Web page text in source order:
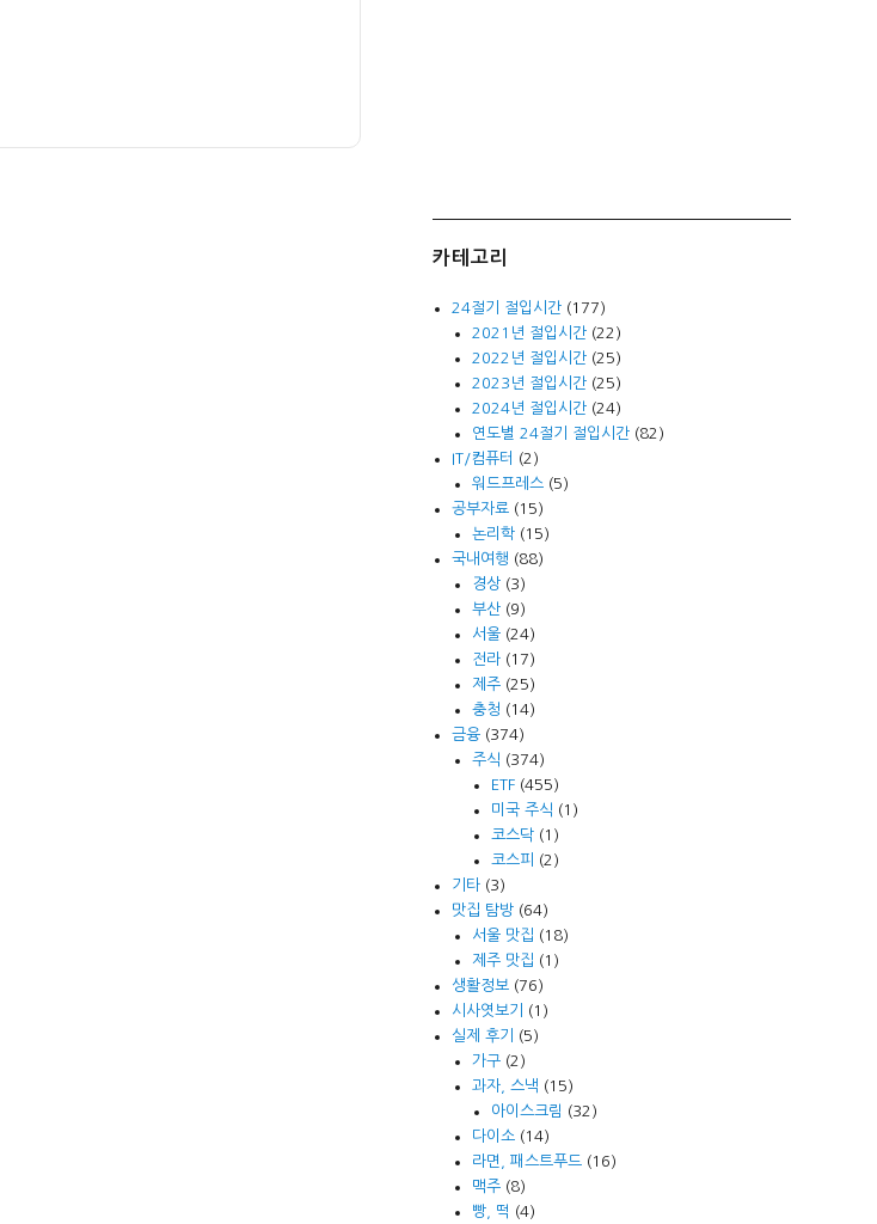
카테고리
24절기 절입시간 (177)
2021년 절입시간(22)
2022년 절입시간(25)
2023년 절입시간(25)
2024년 절입시간(24)
연도별 24절기 절입시간(82)
IT/컴퓨터
(2)
워드프레스(5)
공부자료 (15)
논리학(15)
국내여행 (88)
경상(3)
부산(9)
서울(24)
전라(17)
제주(25)
충청 (14)
금융 (374)
주식 (374)
ETF(455)
미국 주식 (1)
코스닥(1)
코스피
(2)
기타 (3)
맛집 탐방 (64)
서울 맛집 (18)
제주 맛집 (1)
생활정보 (76)
시사엿보기
(1)
실제 후기
(5)
가구(2)
과자, 스낵 (15)
아이스크림 (32)
다이소(14)
라면, 패스트푸드(16)
맥주(8)
빵, 떡 (4)